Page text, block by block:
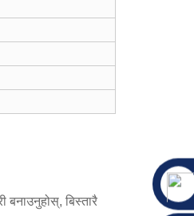
बनाउनुहोस्, बिस्तारै